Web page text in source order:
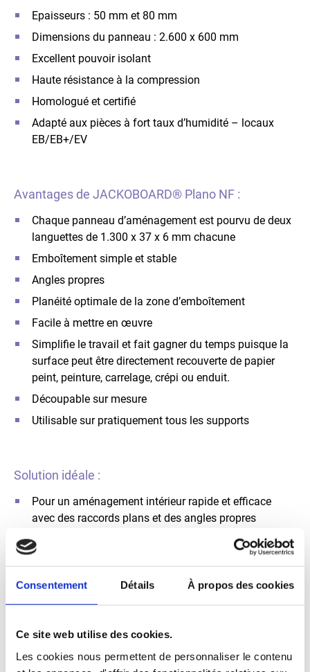
Consentement Détails À propos des cookies
Ce site web utilise des cookies.
Les cookies nous permettent de personnaliser le contenu
Epaisseurs : 50 mm et 80 mm
Dimensions du panneau : 2.600 x 600 mm
Excellent pouvoir isolant
Haute résistance à la compression
Homologué et certifié
Adapté aux pièces à fort taux d’humidité – locaux
EB/EB+/EV
Avantages de JACKOBOARD® Plano NF :
Chaque panneau d’aménagement est pourvu de deux
languettes de 1.300 x 37 x 6 mm chacune
Emboîtement simple et stable
Angles propres
Planéité optimale de la zone d’emboîtement
Facile à mettre en œuvre
Simplifie le travail et fait gagner du temps puisque la
surface peut être directement recouverte de papier
peint, peinture, carrelage, crépi ou enduit.
Découpable sur mesure
Utilisable sur pratiquement tous les supports
Solution idéale :
Pour un aménagement intérieur rapide et efficace
avec des raccords plans et des angles propres